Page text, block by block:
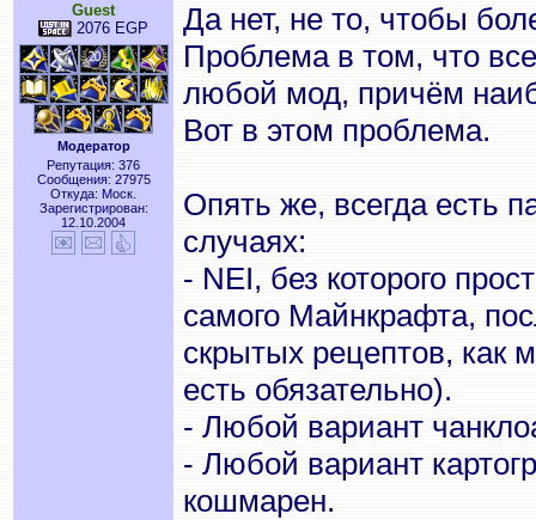
Guest
2076 EGP
Модератор
Репутация: 376
Сообщения: 27975
Откуда: Моск.
Зарегистрирован:
12.10.2004
Да нет, не то, чтобы
Проблема в том, что
любой мод, причём
Вот в этом проблема.
Опять же, всегда есть
случаях:
- NEI, без которого
самого Майнкрафта,
скрытых рецептов, как
есть обязательно).
- Любой вариант
- Любой вариант
кошмарен.